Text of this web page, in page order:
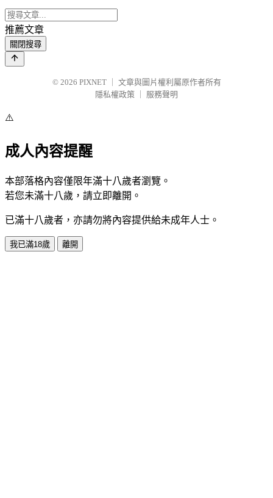
推薦文章
關閉搜尋
© 2026 PIXNET
文章與圖片權利屬原作者所有
隱私權政策
服務聲明
⚠️
成人內容提醒
本部落格內容僅限年滿十八歲者瀏覽。
若您未滿十八歲，請立即離開。
已滿十八歲者，亦請勿將內容提供給未成年人士。
我已滿18歲 離開